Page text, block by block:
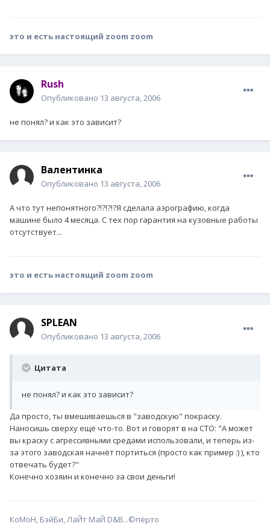
это и есть настоящий zoom zoom
Rush
Опубликовано 13 августа, 2006
не понял? и как это зависит?
Валентинка
Опубликовано 13 августа, 2006
А что тут непонятного?!?!?!?Я сделала аэрографию, когда
машине было 4 месяца. С тех пор гарантия на кузовные работы
отсутствует...
это и есть настоящий zoom zoom
SPLEAN
Опубликовано 13 августа, 2006
Цитата
не понял? и как это зависит?
Да просто, ты вмешиваешься в "заводскую" покраску.
Наносишь сверху ещё что-то. Вот и говорят в на СТО: "А может
вы краску с агрессивными средами использовали, и теперь из-
за этого заводская начнёт портиться (просто как пример :) ), кто
отвечать будет?"
Конечно хозяин и конечно за свои деньги!
КоМоН, БэйБи, ЛаЙт МаЙ D&B...©пёрто